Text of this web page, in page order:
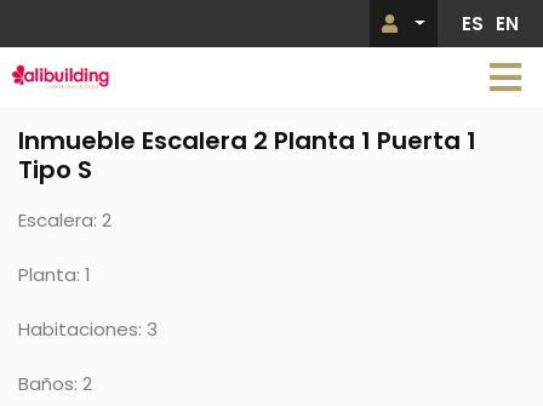
contenido
principal
Menú de
ES EN
Inmueble Escalera 2 Planta 1 Puerta 1
Tipo S
Escalera: 2
Planta: 1
Habitaciones: 3
Baños: 2